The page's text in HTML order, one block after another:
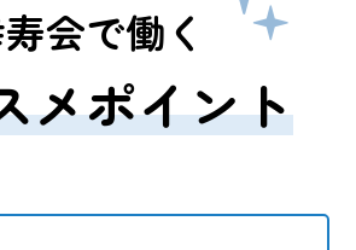
・日勤・遅出・夜勤のシ
勤務
制(週40時間労働) /年間休
会で働く
メポイント